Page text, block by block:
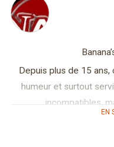
EN
Depuis plus de 15 ans,
humeur et surtout
incompatibles,